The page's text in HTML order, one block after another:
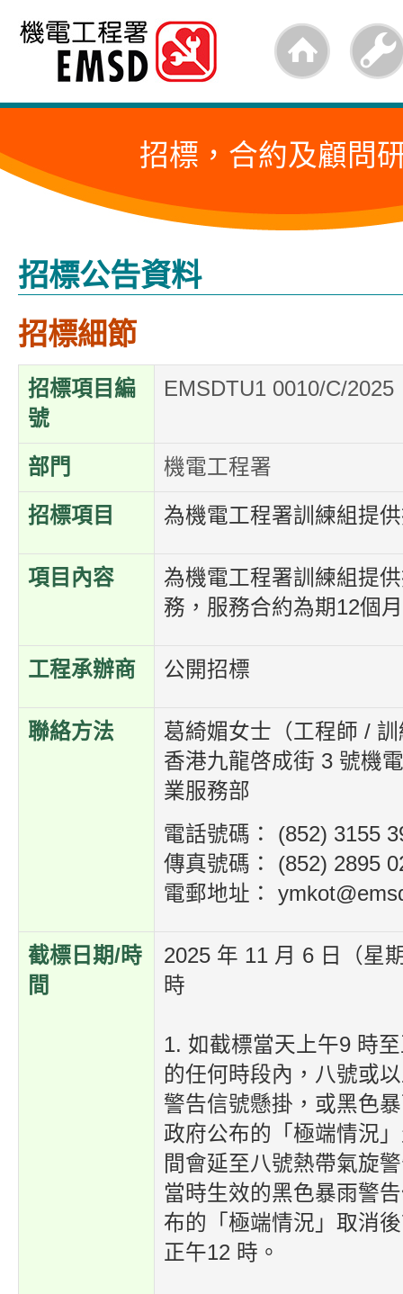
跳
內
的
始
招標，合約及顧問
招標公告資料
招標細節
招標項目編
號
EMSDTU1 0010/C/2025
部門 機電工程署
招標項目 為機電工程署訓練組提
項目內容
為機電工程署訓練組提
務，服務合約為期12個月
工程承辦商 公開招標
聯絡方法 葛綺媚女士（工程師 /
香港九龍啓成街 3 號機
業服務部
電話號碼：
(852) 3155
傳真號碼：
(852) 2895
電郵地址：
截標日期/時
間
2025 年 11 月 6 日（星
時
1. 如截標當天上午9 時
的任何時段內，八號或
警告信號懸掛，或黑色
政府公布的「極端情況
間會延至八號熱帶氣旋
當時生效的黑色暴雨警
布的「極端情況」取消
正午12 時。